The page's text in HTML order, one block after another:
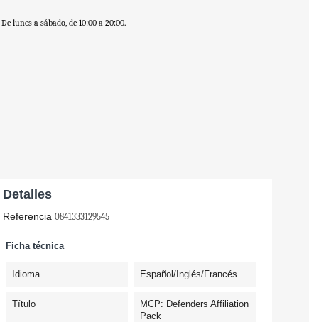
De lunes a sábado, de 10:00 a 20:00.
Detalles
Referencia 0841333129545
Ficha técnica
Idioma Español/Inglés/Francés
Título
MCP: Defenders Affiliation
Pack